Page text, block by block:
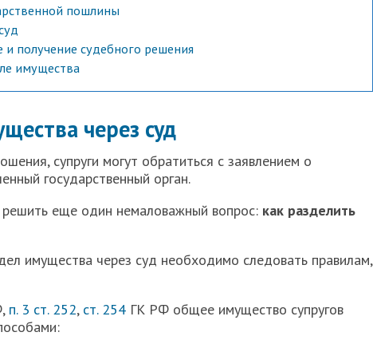
пошлины
и получение судебного решения
имущества
через суд
супруги могут обратиться с заявлением о
государственный орган.
еще один немаловажный вопрос: как разделить
имущества через суд необходимо следовать правилам,
п. 3 ст. 252, ст. 254 ГК РФ общее имущество супругов